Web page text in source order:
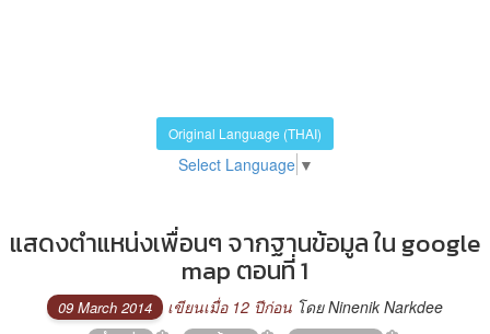
Original Language (THAI)
Select Language ▼
แสดงตำแหน่งเพื่อนๆ จากฐานข้อมูล ใน google
map ตอนที่ 1
09 March 2014 เขียนเมื่อ 12 ปีก่อน โดย Ninenik Narkdee